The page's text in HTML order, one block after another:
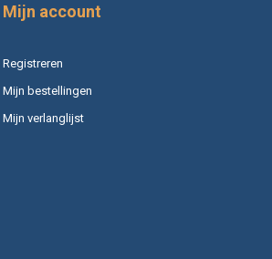
Mijn account
Registreren
Mijn bestellingen
Mijn verlanglijst